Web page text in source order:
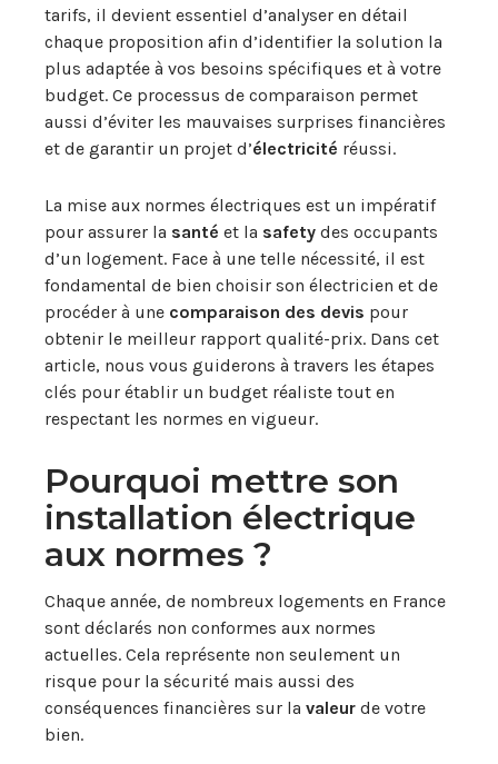
tarifs, il devient essentiel d’analyser en détail
chaque proposition afin d’identifier la solution la
plus adaptée à vos besoins spécifiques et à votre
budget. Ce processus de comparaison permet
aussi d’éviter les mauvaises surprises financières
et de garantir un projet d’électricité réussi.
La mise aux normes électriques est un impératif
pour assurer la santé et la safety des occupants
d’un logement. Face à une telle nécessité, il est
fondamental de bien choisir son électricien et de
procéder à une comparaison des devis pour
obtenir le meilleur rapport qualité-prix. Dans cet
article, nous vous guiderons à travers les étapes
clés pour établir un budget réaliste tout en
respectant les normes en vigueur.
Pourquoi mettre son
installation électrique
aux normes ?
Chaque année, de nombreux logements en France
sont déclarés non conformes aux normes
actuelles. Cela représente non seulement un
risque pour la sécurité mais aussi des
conséquences financières sur la valeur de votre
bien.